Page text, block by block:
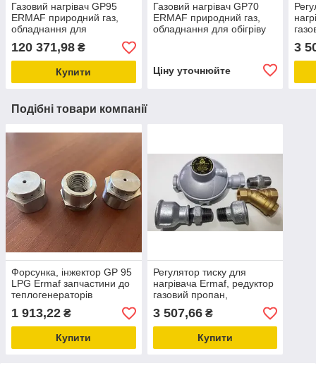
Газовий нагрівач GP95
ERMAF природний газ,
обладнання для
обігрівання
птахофабрики,
свиноферм
120 371,98 ₴
Купити
Газовий нагрівач GP70
ERMAF природний газ,
обладнання для обігріву
Ціну уточнюйте
3
Подібні товари компанії
Форсунка, інжектор GP 95
LPG Ermaf запчастини до
теплогенераторів
1 913,22 ₴
Купити
Регулятор тиску для
нагрівача Ermaf, редуктор
газовий пропан,
теплогенераторів
3 507,66₴
Купити